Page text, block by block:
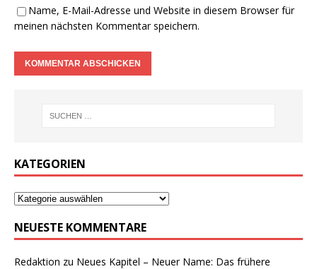
Name, E-Mail-Adresse und Website in diesem Browser für
meinen nächsten Kommentar speichern.
KATEGORIEN
NEUESTE KOMMENTARE
Redaktion zu Neues Kapitel – Neuer Name: Das frühere